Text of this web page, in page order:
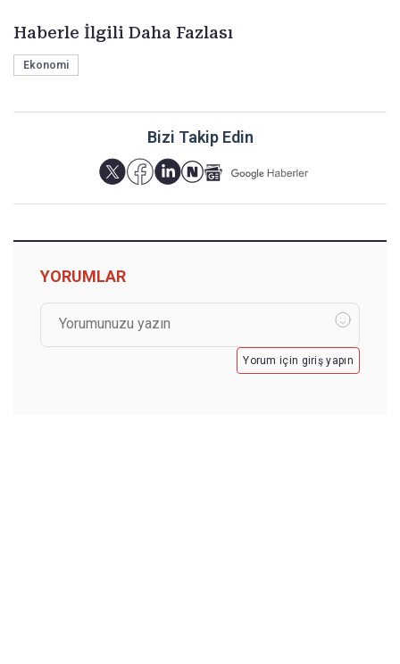
Haberle İlgili Daha Fazlası
Ekonomi
Bizi Takip Edin
YORUMLAR
Yorum için giriş yapın